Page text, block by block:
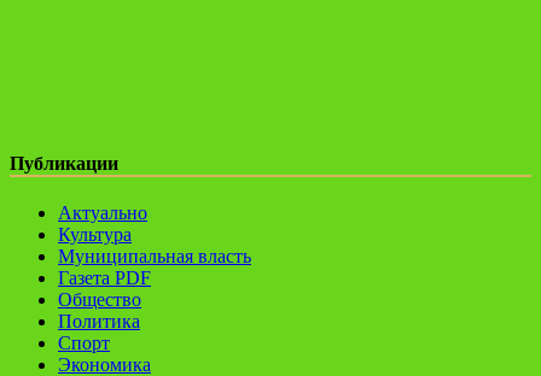
Публикации
Актуально
Культура
Муниципальная власть
Газета PDF
Общество
Политика
Спорт
Экономика